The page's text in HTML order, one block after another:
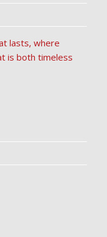
lasts, where
is both timeless